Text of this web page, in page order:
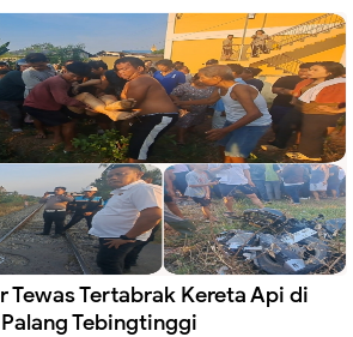
Tewas Tertabrak Kereta Api di
Tebingtinggi